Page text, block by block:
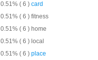
0.51% ( 6 ) card
0.51% ( 6 ) fitness
0.51% ( 6 ) home
0.51% ( 6 ) local
0.51% ( 6 ) place